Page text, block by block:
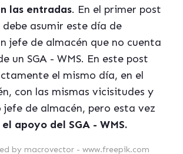
las entradas. En el primer post
asumir este día de
jefe de almacén que no cuenta
un SGA - WMS. En este post
el mismo día, en el
con las mismas vicisitudes y
jefe de almacén, pero esta vez
apoyo del SGA - WMS.
by macrovector - www.freepik.com